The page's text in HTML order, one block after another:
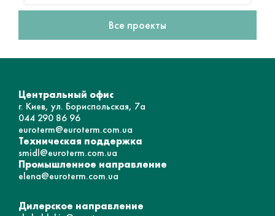
Все проекты
Центральный офис
г. Киев, ул. Бориспольская, 7а
044 290 86 96
euroterm@euroterm.com.ua
Техническая поддержка
smidl@euroterm.com.ua
Промышленное направление
elena@euroterm.com.ua
Дилерское направление